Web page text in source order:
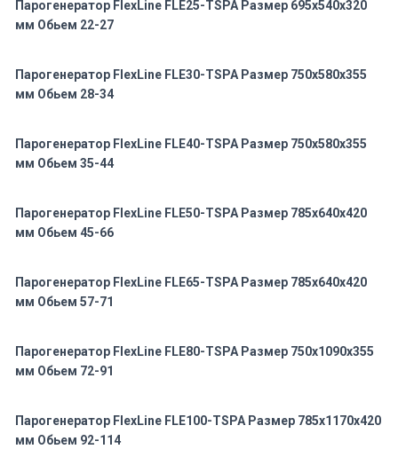
Парогенератор FlexLine FLE25-TSPA Размер 695x540x320
мм Обьем 22-27
Парогенератор FlexLine FLE30-TSPA Размер 750x580x355
мм Обьем 28-34
Парогенератор FlexLine FLE40-TSPA Размер 750x580x355
мм Обьем 35-44
Парогенератор FlexLine FLE50-TSPA Размер 785x640x420
мм Обьем 45-66
Парогенератор FlexLine FLE65-TSPA Размер 785x640x420
мм Обьем 57-71
Парогенератор FlexLine FLE80-TSPA Размер 750x1090x355
мм Обьем 72-91
Парогенератор FlexLine FLE100-TSPA Размер 785x1170x420
мм Обьем 92-114